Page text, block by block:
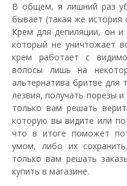
В общем, я лишний раз
бывает (такая же история
Крем для депиляции, он
который не уничтожает
крем работает с
волосы лишь на
альтернатива бритве для
лезвия, получать порезы
только вам решать
которую вы видите или
что в итоге поможет
умом, либо их
только вам решать
купить в магазине.